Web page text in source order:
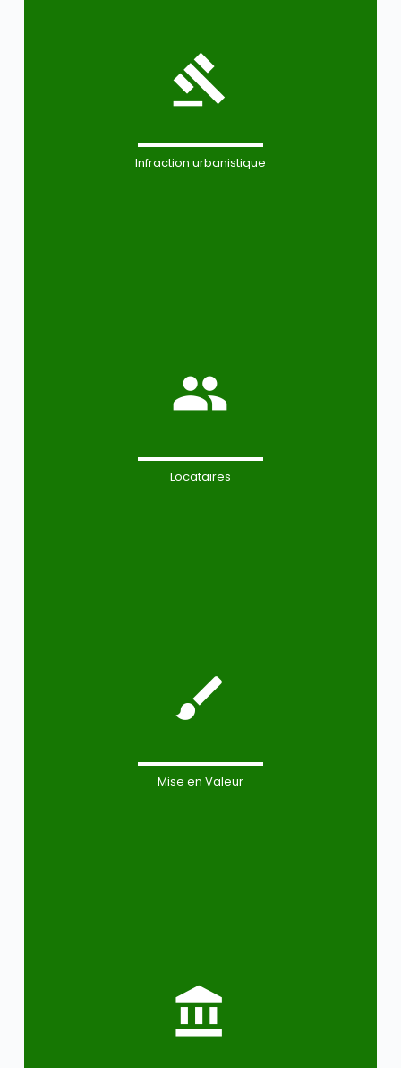
Infraction urbanistique
Locataires
Mise en Valeur